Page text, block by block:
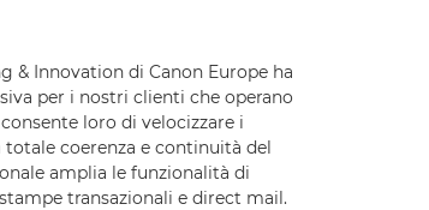
& Innovation di Canon Europe ha
per i nostri clienti che operano
loro di velocizzare i
coerenza e continuità del
amplia le funzionalità di
transazionali e direct mail.